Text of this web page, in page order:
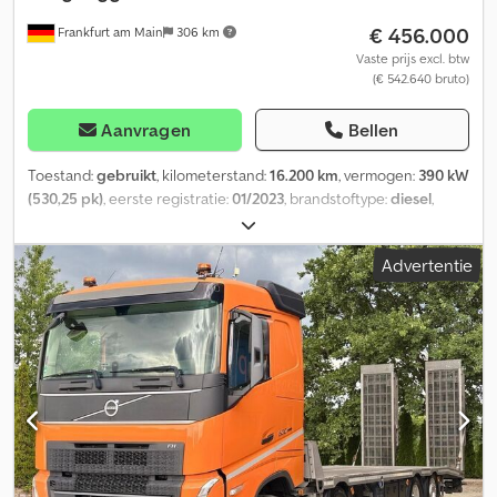
Frankfurt am Main 306 km € 456.000
Vaste prijs excl. btw
(€ 542.640 bruto)
Aanvragen Bellen
Toestand:gebruikt, kilometerstand:16.200 km, vermogen: 390 kW
(530,25 pk), eerste registratie:01/2023, brandstoftype:diesel,
, asconfiguratie:
soort overbrenging:automatisch, emissieklasse:Euro 6,
laadruimte inhoud:
, Uitrusting:
ABS, airconditioning,
navigatiesysteem, standkachel, Dealeronderhouden
Chodpfewruw Uox Ag Eja * Naloopgestuurde as ontlastbaar en
liftbaar. ----Zuigwagen MTS DINO12, tankinhoud ca. 12 m³,
roestvrijstalen bekleding, hydrostatische aandrijving Hydrostaat
(zuigen + rijden + sturen), PLC-besturing met voorbereid. externe
diagnose, radiografische afstandsbediening, hoogkieper HIGH-
TIP met 4 steunpoten, Powerarm met 7 m zuigslang, verschuifbare
krachtarm EVO-POWER ARM GEN2, draaizuigbuis IKE/PERFOR,
MTS dubbele ventilator Power+, HBC-besturing, Industriepakket I:
Advertentie